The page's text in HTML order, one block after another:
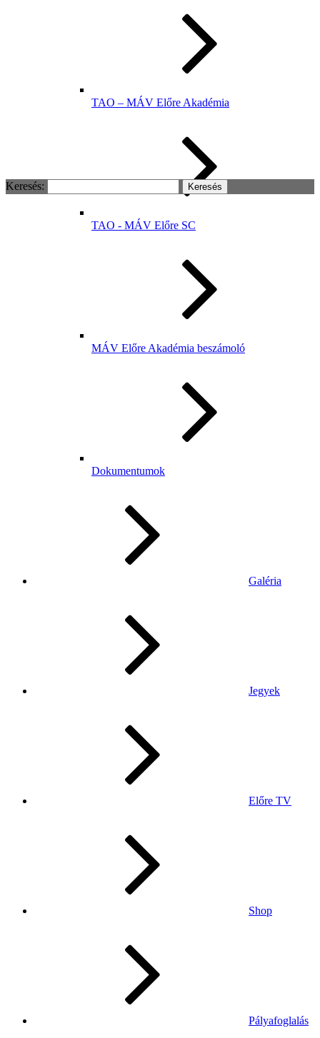
TAO – MÁV Előre Akadémia
TAO - MÁV Előre SC
MÁV Előre Akadémia beszámoló
Dokumentumok
Galéria
Jegyek
Előre TV
Shop
Pályafoglalás
Keresés: